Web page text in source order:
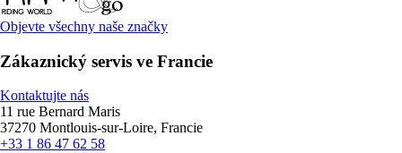
Objevte všechny naše značky
Zákaznický servis ve Francie
Kontaktujte nás
11 rue Bernard Maris
37270 Montlouis-sur-Loire, Francie
+33 1 86 47 62 58